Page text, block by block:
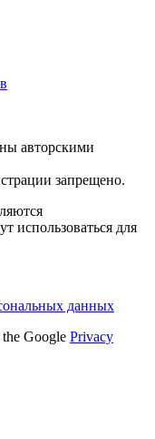
авторскими
запрещено.
использоваться для
данных
Google Privacy